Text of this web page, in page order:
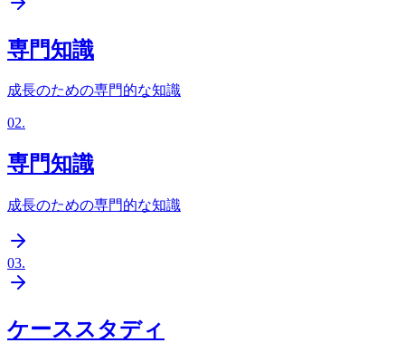
専門知識
成長のための専門的な知識
02.
専門知識
成長のための専門的な知識
03.
ケーススタディ